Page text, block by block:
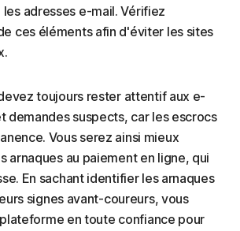
adresses e-mail. Vérifiez
ces éléments afin d'éviter les sites
toujours rester attentif aux e-
demandes suspects, car les escrocs
Vous serez ainsi mieux
arnaques au paiement en ligne, qui
En sachant identifier les arnaques
signes avant-coureurs, vous
en toute confiance pour